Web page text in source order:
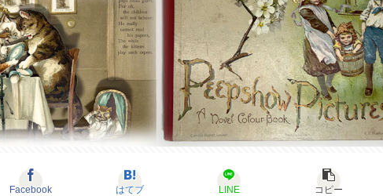
Facebook はてブ LINE コピー